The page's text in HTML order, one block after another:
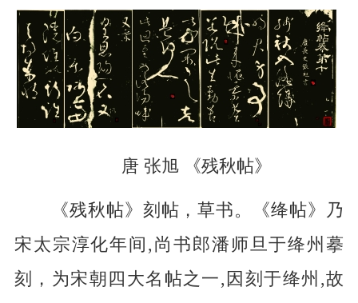
唐 张旭 《残秋帖》
《残秋帖》刻帖，草书。《绛帖》乃
宋太宗淳化年间,尚书郎潘师旦于绛州摹
刻，为宋朝四大名帖之一,因刻于绛州,故